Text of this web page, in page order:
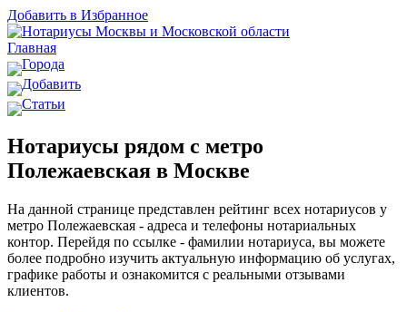
Добавить в Избранное
Главная
Города
Добавить
Статьи
Нотариусы рядом с метро
Полежаевская в Москве
На данной странице представлен рейтинг всех нотариусов у
метро Полежаевская - адреса и телефоны нотариальных
контор. Перейдя по ссылке - фамилии нотариуса, вы можете
более подробно изучить актуальную информацию об услугах,
графике работы и ознакомится с реальными отзывами
клиентов.